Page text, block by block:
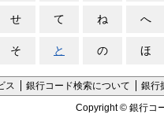
せ て ね へ
そ と の ほ
ス 銀行コード検索について
銀行
Copyright © 銀行コ